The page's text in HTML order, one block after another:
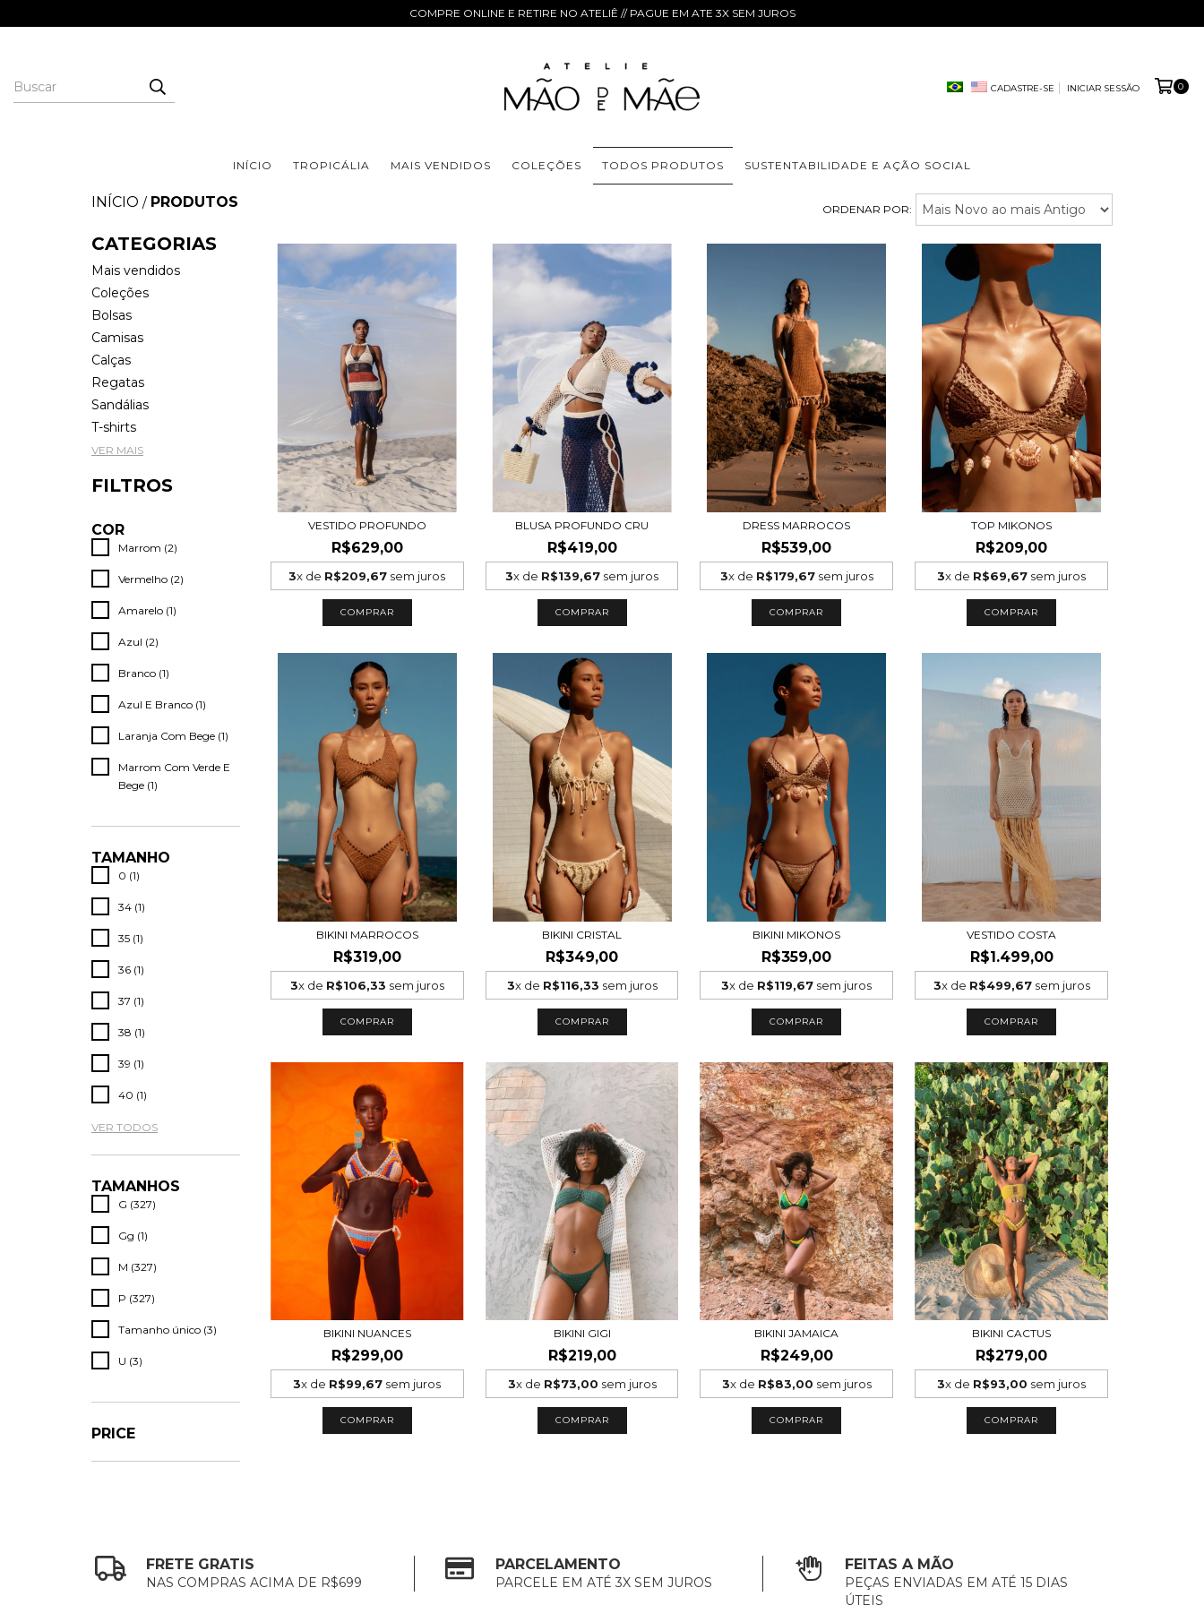
COMPRE ONLINE E RETIRE NO ATELIÊ // PAGUE EM ATE 3X SEM JUROS
CADASTRE-SE INICIAR SESSÃO 0
INÍCIO TROPICÁLIA MAIS VENDIDOS COLEÇÕES TODOS PRODUTOS SUSTENTABILIDADE E AÇÃO SOCIAL
INÍCIO / PRODUTOS ORDENAR POR:
CATEGORIAS
Mais vendidos
Coleções
Bolsas
Camisas
Calças
Regatas
Sandálias
T-shirts
VER MAIS
FILTROS
COR
Marrom (2)
Vermelho (2)
Amarelo (1)
Azul (2)
Branco (1)
Azul E Branco (1)
Laranja Com Bege (1)
Marrom Com Verde E
Bege (1)
TAMANHO
0 (1)
34 (1)
35 (1)
36 (1)
37 (1)
38 (1)
39 (1)
40 (1)
VER TODOS
TAMANHOS
G (327)
Gg (1)
M (327)
P (327)
Tamanho único (3)
U (3)
PRICE
VESTIDO PROFUNDO
R$629,00
3x de R$209,67 sem juros
COMPRAR
BLUSA PROFUNDO CRU
R$419,00
3x de R$139,67 sem juros
COMPRAR
DRESS MARROCOS
R$539,00
3x de R$179,67sem juros
COMPRAR
TOP MIKONOS
R$209,00
3x de R$69,67 sem juros
COMPRAR
BIKINI MARROCOS
R$319,00
3x de R$106,33 sem juros
COMPRAR
BIKINI CRISTAL
R$349,00
3x de R$116,33 sem juros
COMPRAR
BIKINI MIKONOS
R$359,00
3x de R$119,67 sem juros
COMPRAR
VESTIDO COSTA
R$1.499,00
3x de R$499,67sem juros
COMPRAR
BIKINI NUANCES
R$299,00
3x de R$99,67 sem juros
COMPRAR
BIKINI GIGI
R$219,00
3x de R$73,00 sem juros
COMPRAR
BIKINI JAMAICA
R$249,00
3x de R$83,00 sem juros
COMPRAR
BIKINI CACTUS
R$279,00
3x de R$93,00 sem juros
COMPRAR
FRETE GRATIS
NAS COMPRAS ACIMA DE R$699
PARCELAMENTO
PARCELE EM ATÉ 3X SEM JUROS
FEITAS A MÃO
PEÇAS ENVIADAS EM ATÉ 15 DIAS
ÚTEIS